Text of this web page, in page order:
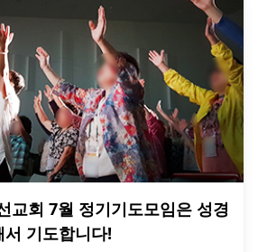
교회 7월 정기기도모임은 성경
기도합니다!